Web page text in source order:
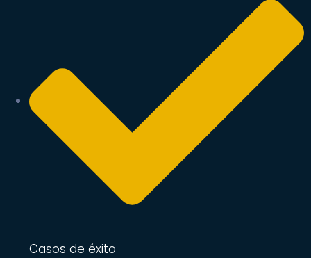
Casos de éxito